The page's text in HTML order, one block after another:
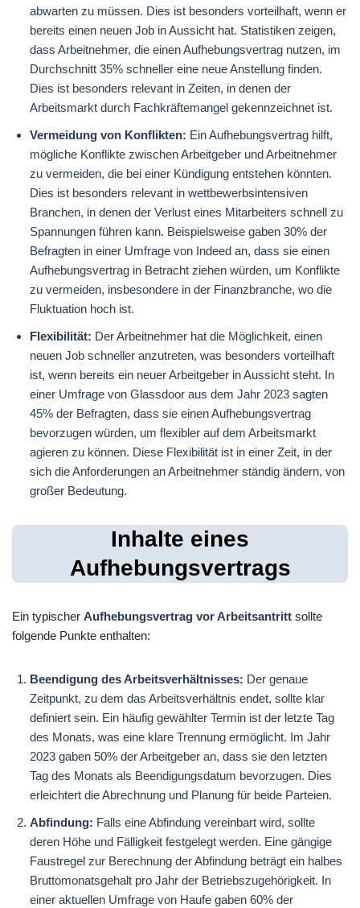
abwarten zu müssen. Dies ist besonders vorteilhaft, wenn er
bereits einen neuen Job in Aussicht hat. Statistiken zeigen,
dass Arbeitnehmer, die einen Aufhebungsvertrag nutzen, im
Durchschnitt 35% schneller eine neue Anstellung finden.
Dies ist besonders relevant in Zeiten, in denen der
Arbeitsmarkt durch Fachkräftemangel gekennzeichnet ist.
Vermeidung von Konflikten: Ein Aufhebungsvertrag hilft,
mögliche Konflikte zwischen Arbeitgeber und Arbeitnehmer
zu vermeiden, die bei einer Kündigung entstehen könnten.
Dies ist besonders relevant in wettbewerbsintensiven
Branchen, in denen der Verlust eines Mitarbeiters schnell zu
Spannungen führen kann. Beispielsweise gaben 30% der
Befragten in einer Umfrage von Indeed an, dass sie einen
Aufhebungsvertrag in Betracht ziehen würden, um Konflikte
zu vermeiden, insbesondere in der Finanzbranche, wo die
Fluktuation hoch ist.
Flexibilität: Der Arbeitnehmer hat die Möglichkeit, einen
neuen Job schneller anzutreten, was besonders vorteilhaft
ist, wenn bereits ein neuer Arbeitgeber in Aussicht steht. In
einer Umfrage von Glassdoor aus dem Jahr 2023 sagten
45% der Befragten, dass sie einen Aufhebungsvertrag
bevorzugen würden, um flexibler auf dem Arbeitsmarkt
agieren zu können. Diese Flexibilität ist in einer Zeit, in der
sich die Anforderungen an Arbeitnehmer ständig ändern, von
großer Bedeutung.
Inhalte eines
Aufhebungsvertrags
Ein typischer Aufhebungsvertrag vor Arbeitsantritt sollte
folgende Punkte enthalten:
Beendigung des Arbeitsverhältnisses: Der genaue
Zeitpunkt, zu dem das Arbeitsverhältnis endet, sollte klar
definiert sein. Ein häufig gewählter Termin ist der letzte Tag
des Monats, was eine klare Trennung ermöglicht. Im Jahr
2023 gaben 50% der Arbeitgeber an, dass sie den letzten
Tag des Monats als Beendigungsdatum bevorzugen. Dies
erleichtert die Abrechnung und Planung für beide Parteien.
Abfindung: Falls eine Abfindung vereinbart wird, sollte
deren Höhe und Fälligkeit festgelegt werden. Eine gängige
Faustregel zur Berechnung der Abfindung beträgt ein halbes
Bruttomonatsgehalt pro Jahr der Betriebszugehörigkeit. In
einer aktuellen Umfrage von Haufe gaben 60% der